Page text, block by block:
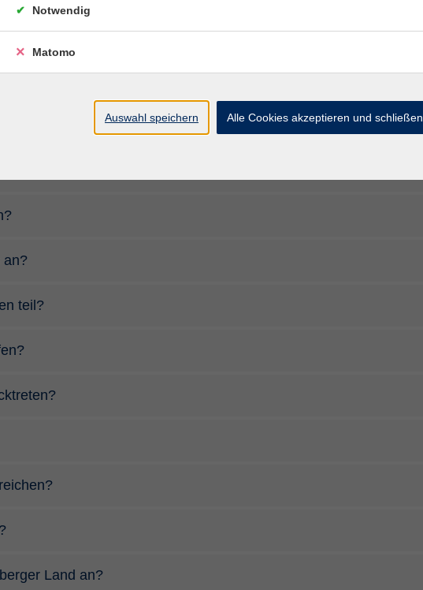
nicht
Online-Weitermeldung und wie funktioniert sie?
an?
teil?
Land an?
Notwendig
Matomo
Auswahl speichern Alle Cookies akzeptieren und schließen